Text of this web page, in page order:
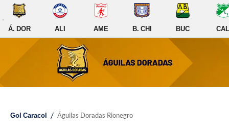
Á. DOR ALI AME B. CHI BUC
Gol Caracol / Águilas Doradas Rionegro